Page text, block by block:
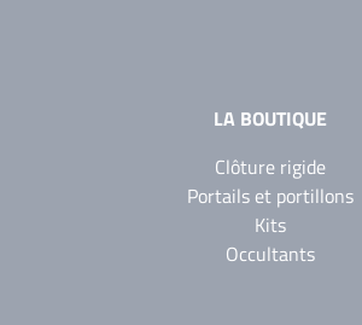
LA BOUTIQUE
Clôture rigide
Portails et portillons
Kits
Occultants